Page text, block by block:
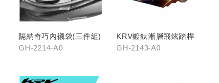
隔納奇巧內襯袋(三件組)
GH-2214-A0
KRV鍍鈦漸層飛炫踏桿
GH-2143-A0